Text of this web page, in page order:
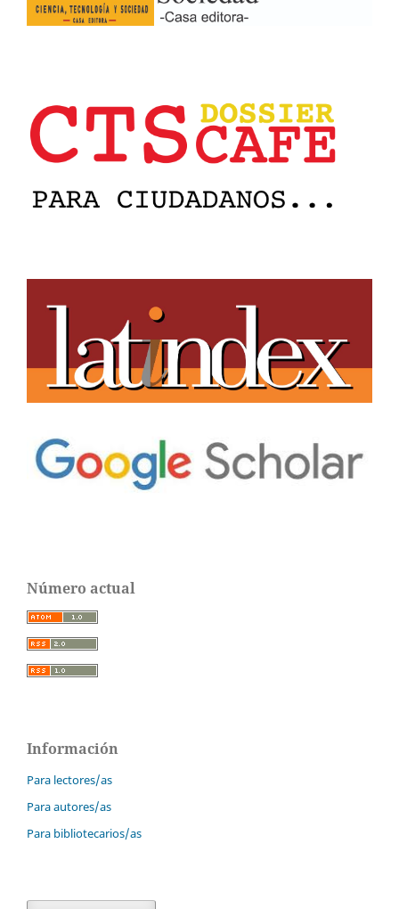
Número actual
Información
Para lectores/as
Para autores/as
Para bibliotecarios/as